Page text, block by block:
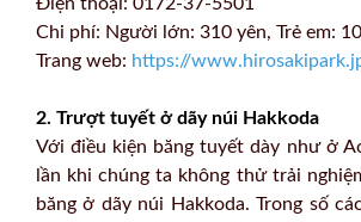
Chi phí: Người lớn: 310 yên, Trẻ em:
Trang web: https://
2. Trượt tuyết ở dãy núi Hakkoda
Với điều kiện băng tuyết dày như ở
lần khi chúng ta không thử trải
băng ở dãy núi Hakkoda. Trong số